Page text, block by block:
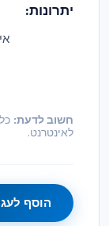
יתרונות:
חשוב לדעת:
לאינטרנט.
הוסף